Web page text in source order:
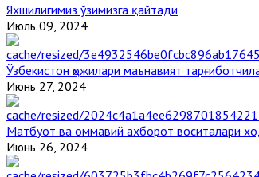
Яхшилигимиз ўзимизга қайтади
Июль 09, 2024
Ўзбекистон ҳожилари маънавият
Июнь 27, 2024
Матбуот ва оммавий ахборот воситалари
Июнь 26, 2024